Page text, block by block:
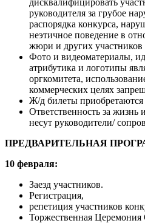
руководителя за грубое
распорядка конкурса,
неэтичное поведение в
жюри и других участников
Фото и видеоматериалы,
атрибутика и логотипы
оргкомитета,
коммерческих целях
Ж/д билеты
Ответственность за жизнь
несут руководители/
ПРЕДВАРИТЕЛЬНАЯ
10 февраля:
Заезд участников.
Регистрация,
репетиция участников
Торжественная Церемония